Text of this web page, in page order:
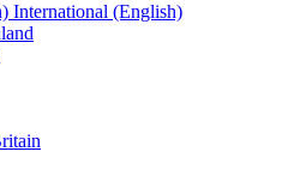
International (English)